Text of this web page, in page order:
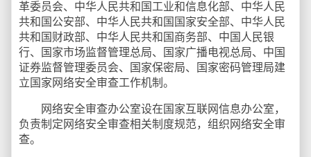
革委员会、中华人民共和国工业和信息化部、中华人民
共和国公安部、中华人民共和国国家安全部、中华人民
共和国财政部、中华人民共和国商务部、中国人民银
行、国家市场监督管理总局、国家广播电视总局、中国
证券监督管理委员会、国家保密局、国家密码管理局建
立国家网络安全审查工作机制。
网络安全审查办公室设在国家互联网信息办公室，
负责制定网络安全审查相关制度规范，组织网络安全审
查。